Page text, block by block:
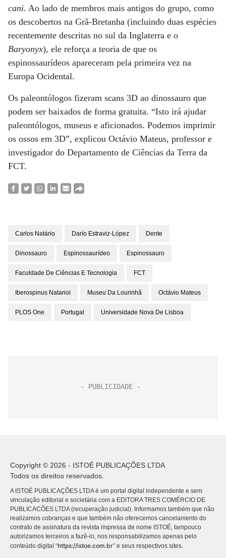
cani. Ao lado de membros mais antigos do grupo, como
os descobertos na Grã-Bretanha (incluindo duas espécies
recentemente descritas no sul da Inglaterra e o
Baryonyx), ele reforça a teoria de que os
espinossaurídeos apareceram pela primeira vez na
Europa Ocidental.
Os paleontólogos fizeram scans 3D ao dinossauro que
podem ser baixados de forma gratuita. “Isto irá ajudar
paleontólogos, museus e aficionados. Podemos imprimir
os ossos em 3D”, explicou Octávio Mateus, professor e
investigador do Departamento de Ciências da Terra da
FCT.
Carlos Natário Darío Estraviz-López Dente
Dinossauro Espinossaurídeo Espinossauro
Faculdade De Ciências E Tecnologia FCT
Iberospinus Natarioi Museu Da Lourinhã Octávio Mateus
PLOS One Portugal Universidade Nova De Lisboa
Copyright © 2026 - ISTOÉ PUBLICAÇÕES LTDA
Todos os direitos reservados.
A ISTOÉ PUBLICAÇÕES LTDA é um portal digital independente e sem
vinculação editorial e societária com a EDITORA TRES COMÉRCIO DE
PUBLICACÕES LTDA (recuperação judicial). Informamos também que não
realizamos cobranças e que também não oferecemos cancelamento do
contrato de assinatura da revista impressa de nome ISTOÉ, tampouco
autorizamos terceiros a fazê-lo, nos responsabilizamos apenas pelo
conteúdo digital “https://istoe.com.br” e seus respectivos sites.